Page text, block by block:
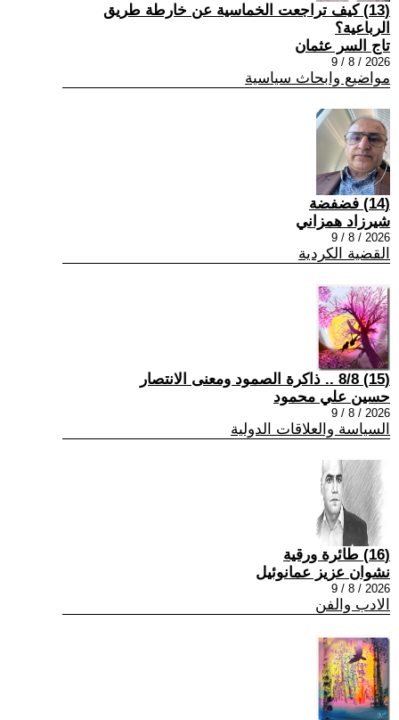
(13) كيف تراجعت الخماسية عن خارطة طريق
الرباعية؟
تاج السر عثمان
2026 / 8 / 9
مواضيع وابحاث سياسية
(14) فضفضة
شيرزاد همزاني
2026 / 8 / 9
القضية الكردية
(15) 8/8 .. ذاكرة الصمود ومعنى الانتصار
حسين علي محمود
2026 / 8 / 9
السياسة والعلاقات الدولية
(16) طائرة ورقية
نشوان عزيز عمانوئيل
2026 / 8 / 9
الادب والفن